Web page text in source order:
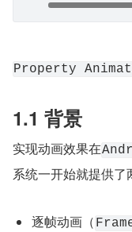
Property
1.1 背景
实现动画效果在
系统一开始就提供了
逐帧动画（